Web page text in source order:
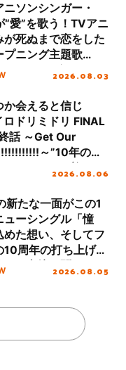
ソンシンガー・
“愛”を歌う！TVアニ
が死ぬまで恋をした
プニング主題歌
インタビュー2026.08.03
か会えると信じ
ドリミドリ FINAL
話 ～Get Our
～”10年の活
ファイナルを迎える
2026.08.06
新たな一面がこの1
ューシングル「憧
めた想い、そしてフ
10周年の打ち上げラ
た心境を聞いた。
2026.08.05